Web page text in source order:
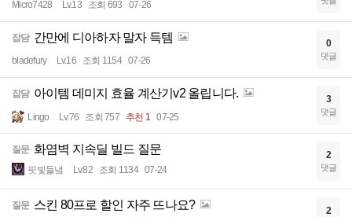
Micro7428 Lv.13 조회 693 07-26
잡담 간만에 디아하자 말자 득템
bladefury Lv.16 조회 1154 07-26
0
댓글
잡담 아이템 데미지 효율 계산기v2 올립니다.
Lingo Lv.76 조회 757 추천 1 07-25
3
댓글
질문 화염벽 지속딜 빌드 질문
핏빛들녘 Lv.82 조회 1134 07-24
2
댓글
질문 스킨 80프로 할인 자주 뜨나요? 2